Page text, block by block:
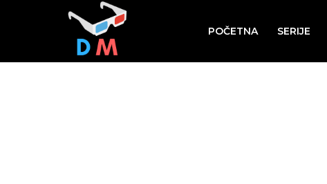
POČETNA SERIJE